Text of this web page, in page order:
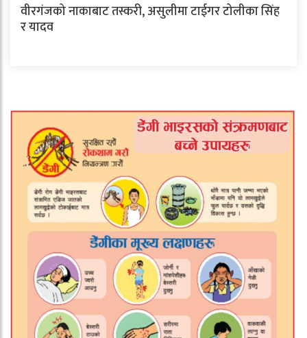
वीरगंजको नाकाबाट तस्करी, असुलीमा टाईगर टोलीका सिंह
र यादव